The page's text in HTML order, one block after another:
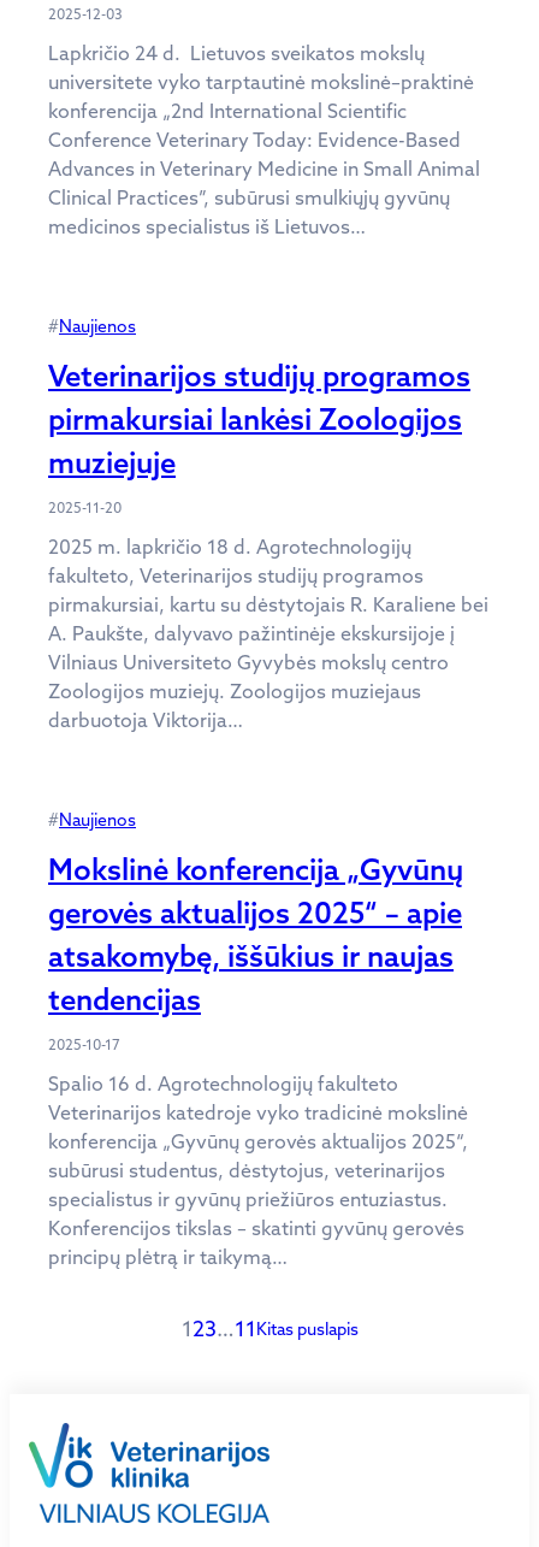
2025-12-03
Lapkričio 24 d. Lietuvos sveikatos mokslų
universitete vyko tarptautinė mokslinė–praktinė
konferencija „2nd International Scientific
Conference Veterinary Today: Evidence-Based
Advances in Veterinary Medicine in Small Animal
Clinical Practices”, subūrusi smulkiųjų gyvūnų
medicinos specialistus iš Lietuvos…
#Naujienos
Veterinarijos studijų programos
pirmakursiai lankėsi Zoologijos
muziejuje
2025-11-20
2025 m. lapkričio 18 d. Agrotechnologijų
fakulteto, Veterinarijos studijų programos
pirmakursiai, kartu su dėstytojais R. Karaliene bei
A. Paukšte, dalyvavo pažintinėje ekskursijoje į
Vilniaus Universiteto Gyvybės mokslų centro
Zoologijos muziejų. Zoologijos muziejaus
darbuotoja Viktorija…
#Naujienos
Mokslinė konferencija „Gyvūnų
gerovės aktualijos 2025“ – apie
atsakomybę, iššūkius ir naujas
tendencijas
2025-10-17
Spalio 16 d. Agrotechnologijų fakulteto
Veterinarijos katedroje vyko tradicinė mokslinė
konferencija „Gyvūnų gerovės aktualijos 2025“,
subūrusi studentus, dėstytojus, veterinarijos
specialistus ir gyvūnų priežiūros entuziastus.
Konferencijos tikslas – skatinti gyvūnų gerovės
principų plėtrą ir taikymą…
123…11 Kitas puslapis